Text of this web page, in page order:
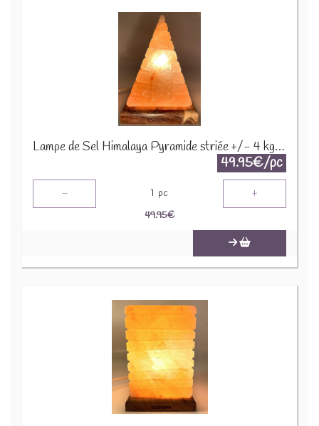
Lampe de Sel Himalaya Pyramide striée +/- 4 kgs PYR102
49.95€/pc
- 1 pc +
49.95€